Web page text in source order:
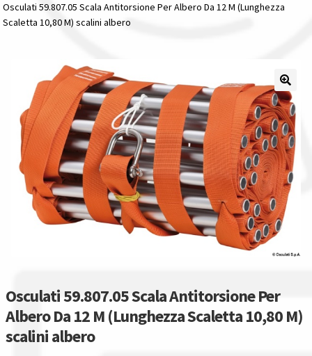
Contatti
La nostra azienda
Condizioni generali
Acquisti in rete pubblica amministrazione
Assicurazione integrativa Garanzia3
Garanzia del produttore
Gestione resi
Osculati 59.807.05 Scala Antitorsione Per Albero Da 12 M (Lunghezza
Scaletta 10,80 M) scalini albero
Osculati 59.807.05 Scala Antitorsione Per
Albero Da 12 M (Lunghezza Scaletta 10,80 M)
scalini albero